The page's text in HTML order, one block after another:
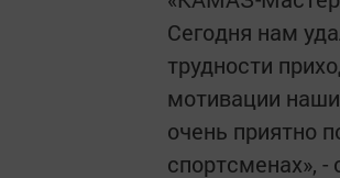
Сегодня нам
трудности
мотивации
очень приятно
спортсменах»,